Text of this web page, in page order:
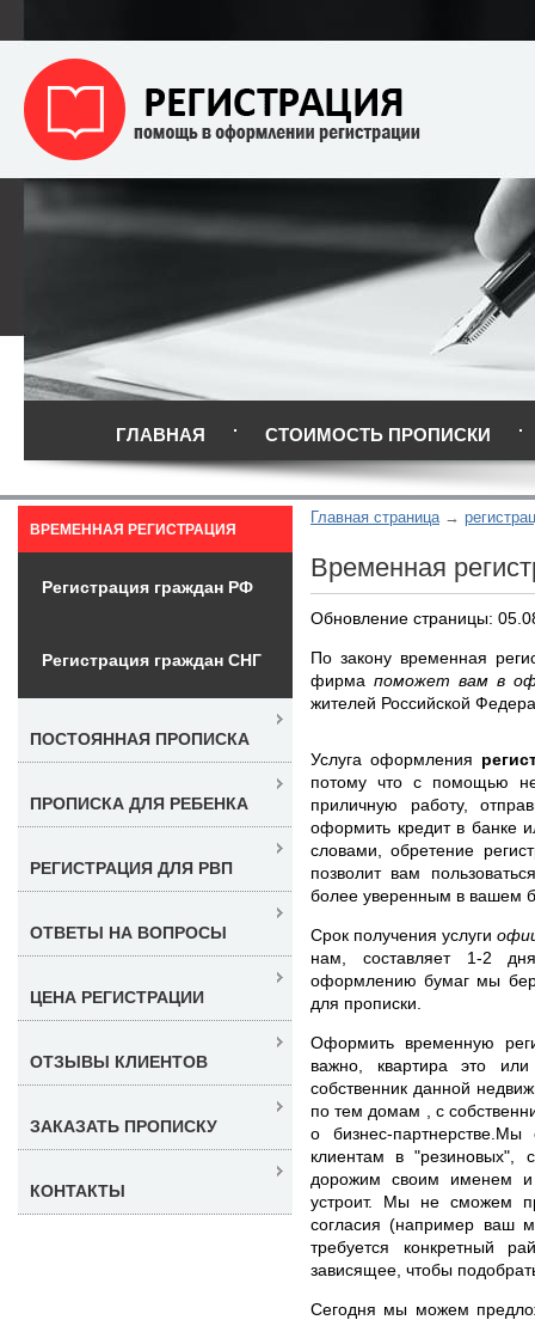
ГЛАВНАЯ СТОИМОСТЬ ПРОПИСКИ
Главная страница
Временная
Обновление страницы:
По закону временная
фирма поможет вам в
жителей Российской
Услуга оформления
потому что с помощью
приличную работу,
оформить кредит в банке
словами, обретение
позволит вам
более уверенным в вашем
Срок получения услуги
нам, составляет 1-2
оформлению бумаг мы
для прописки.
Оформить временную
важно, квартира это
собственник данной
по тем домам , с
о бизнес-партнерстве.Мы
клиентам в "резиновых",
дорожим своим именем
устроит. Мы не сможем
согласия (например ваш
требуется конкретный
зависящее, чтобы
Сегодня мы можем
ВРЕМЕННАЯ РЕГИСТРАЦИЯ
Регистрация граждан РФ
Регистрация граждан СНГ
ПОСТОЯННАЯ ПРОПИСКА
ПРОПИСКА ДЛЯ РЕБЕНКА
РЕГИСТРАЦИЯ ДЛЯ РВП
ОТВЕТЫ НА ВОПРОСЫ
ЦЕНА РЕГИСТРАЦИИ
ОТЗЫВЫ КЛИЕНТОВ
ЗАКАЗАТЬ ПРОПИСКУ
КОНТАКТЫ